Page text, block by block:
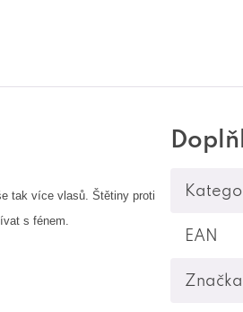
tak více vlasů. Štětiny proti
s fénem.
EAN
Značka